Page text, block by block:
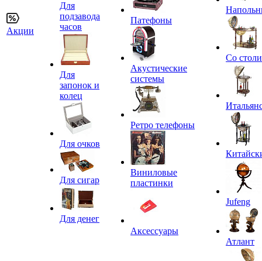
Акции
Для
подзавода
часов
Для
запонок и
колец
Для очков
Для сигар
Для денег
Патефоны
Акустические
системы
Ретро телефоны
Виниловые
пластинки
Аксессуары
Со
Jufeng
Атлант